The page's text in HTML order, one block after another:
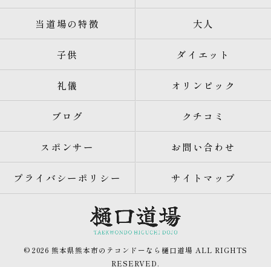
当道場の特徴 大人
子供 ダイエット
礼儀 オリンピック
ブログ クチコミ
スポンサー お問い合わせ
プライバシーポリシー サイトマップ
© 2026 熊本県熊本市のテコンドーなら樋口道場 ALL RIGHTS
RESERVED.